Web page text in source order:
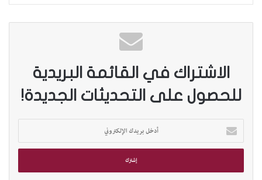
الاشتراك في القائمة البريدية
للحصول على التحديثات الجديدة!
خ
ب